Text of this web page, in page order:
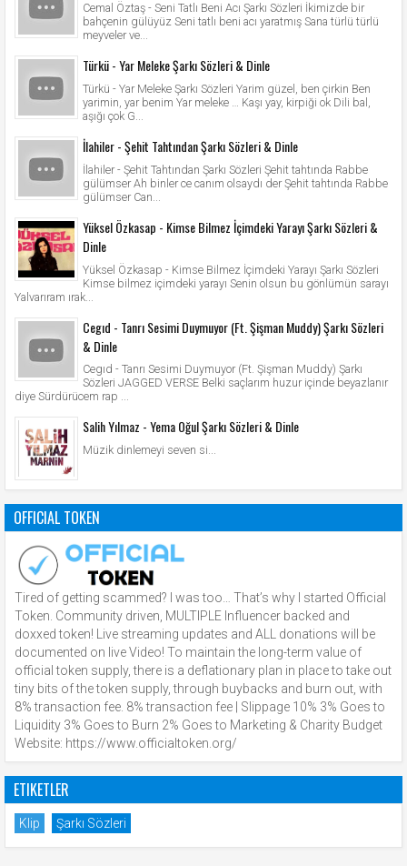
Cemal Öztaş - Seni Tatlı Beni Acı Şarkı Sözleri İkimizde bir
bahçenin gülüyüz Seni tatlı beni acı yaratmış Sana türlü türlü
meyveler ve...
Türkü - Yar Meleke Şarkı Sözleri & Dinle
Türkü - Yar Meleke Şarkı Sözleri Yarim güzel, ben çirkin Ben
yarimin, yar benim Yar meleke … Kaşı yay, kirpiği ok Dili bal,
aşığı çok G...
İlahiler - Şehit Tahtından Şarkı Sözleri & Dinle
İlahiler - Şehit Tahtından Şarkı Sözleri Şehit tahtında Rabbe
gülümser Ah binler ce canım olsaydı der Şehit tahtında Rabbe
gülümser Can...
Yüksel Özkasap - Kimse Bilmez İçimdeki Yarayı Şarkı Sözleri &
Dinle
Yüksel Özkasap - Kimse Bilmez İçimdeki Yarayı Şarkı Sözleri
Kimse bilmez içimdeki yarayı Senin olsun bu gönlümün sarayı
Yalvarıram ırak...
Cegıd - Tanrı Sesimi Duymuyor (Ft. Şişman Muddy) Şarkı Sözleri
& Dinle
Cegıd - Tanrı Sesimi Duymuyor (Ft. Şişman Muddy) Şarkı
Sözleri JAGGED VERSE Belki saçlarım huzur içinde beyazlanır
diye Sürdürücem rap ...
Salih Yılmaz - Yema Oğul Şarkı Sözleri & Dinle
Müzik dinlemeyi seven si...
OFFICIAL TOKEN
Tired of getting scammed? I was too… That’s why I started Official
Token. Community driven, MULTIPLE Influencer backed and
doxxed token! Live streaming updates and ALL donations will be
documented on live Video! To maintain the long-term value of
official token supply, there is a deflationary plan in place to take out
tiny bits of the token supply, through buybacks and burn out, with
8% transaction fee. 8% transaction fee | Slippage 10% 3% Goes to
Liquidity 3% Goes to Burn 2% Goes to Marketing & Charity Budget
Website: https://www.officialtoken.org/
ETIKETLER
Klip Şarkı Sözleri